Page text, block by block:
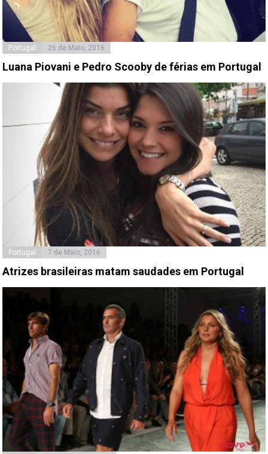
Portugal 26 de Maio, 2016
Luana Piovani e Pedro Scooby de férias em Portugal
Portugal 7 de Maio, 2016
Atrizes brasileiras matam saudades em Portugal